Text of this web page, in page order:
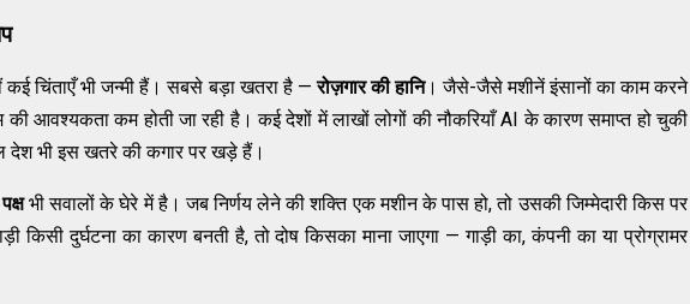
कई चिंताएँ भी जन्मी हैं। सबसे बड़ा खतरा है —रोज़गार की हानि। जैसे-जैसे मशीनें इंसानों का काम करने
आवश्यकता कम होती जा रही है। कई देशों में लाखों लोगों की नौकरियाँ AI के कारण समाप्त हो चुकी
देश भी इस खतरे की कगार पर खड़े हैं।
भी सवालों के घेरे में है। जब निर्णय लेने की शक्ति एक मशीन के पास हो, तो उसकी जिम्मेदारी किस पर
किसी दुर्घटना का कारण बनती है, तो दोष किसका माना जाएगा — गाड़ी का, कंपनी का या प्रोग्रामर